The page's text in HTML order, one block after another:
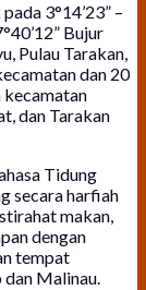
3°14’23” –
Bujur
Pulau Tarakan,
dan 20
kecamatan
dan Tarakan
Tidung
secara harfiah
makan,
dengan
tempat
dan Malinau.